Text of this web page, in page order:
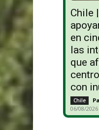
Chile
en
las
que
con
Chile
06/08/2026